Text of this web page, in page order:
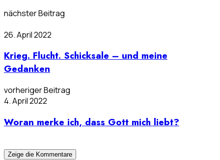
nächster Beitrag
26. April 2022
Krieg. Flucht. Schicksale – und meine
Gedanken
vorheriger Beitrag
4. April 2022
Woran merke ich, dass Gott mich liebt?
Zeige die Kommentare